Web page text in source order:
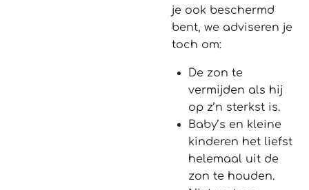
je ook beschermd
bent, we adviseren je
toch om:
De zon te
vermijden als hij
op z’n sterkst is.
Baby’s en kleine
kinderen het liefst
helemaal uit de
zon te houden.